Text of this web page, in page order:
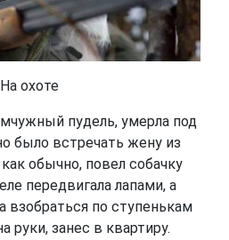
На охоте
пудель, умерла под
было встречать жену из
обычно, повел собачку
передвигала лапами, а
взобраться по ступенькам
руки, занес в квартиру.